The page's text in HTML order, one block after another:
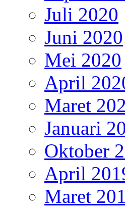
Juli 2020
Juni 2020
Mei 2020
April
Maret
Januari
Oktober
April
Maret